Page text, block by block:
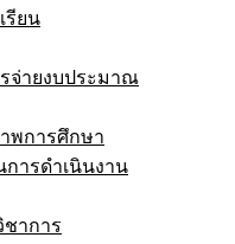
รียน
จ่ายงบประมาณ
การศึกษา
ารดำเนินงาน
าการ